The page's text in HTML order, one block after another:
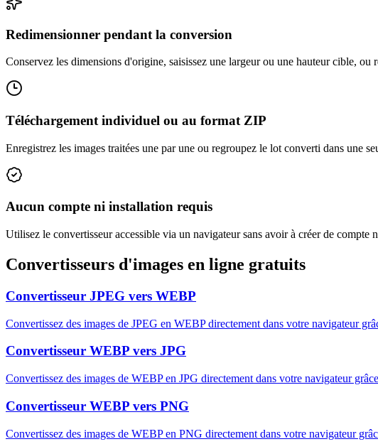
Redimensionner pendant la conversion
Conservez les dimensions d'origine, saisissez une largeur ou une hauteur cible, ou
Téléchargement individuel ou au format ZIP
Enregistrez les images traitées une par une ou regroupez le lot converti dans une
Aucun compte ni installation requis
Utilisez le convertisseur accessible via un navigateur sans avoir à créer de compte
Convertisseurs d'images en ligne gratuits
Convertisseur JPEG vers WEBP
Convertissez des images de JPEG en WEBP directement dans votre navigateur
Convertisseur WEBP vers JPG
Convertissez des images de WEBP en JPG directement dans votre navigateur
Convertisseur WEBP vers PNG
Convertissez des images de WEBP en PNG directement dans votre navigateur